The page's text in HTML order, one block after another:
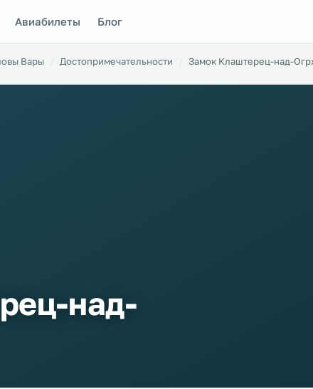
Авиабилеты Блог
Вары Достопримечательности Замок Клаштерец-над-
над-